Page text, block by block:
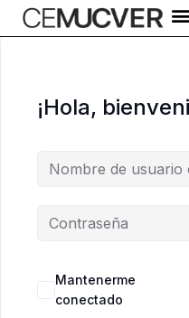
al
¡Hola,
Alternative:
Mantenerme
conectado